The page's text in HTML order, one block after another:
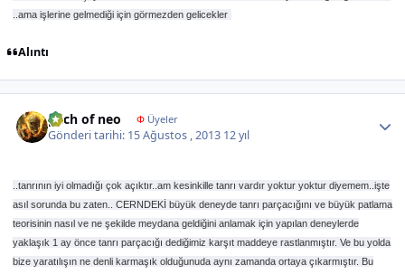
..ama işlerine gelmediği için görmezden gelicekler
Alıntı
pach of neo ΦÜyeler
Gönderi tarihi: 15 Ağustos , 2013 12 yıl
..tanrının iyi olmadığı çok açıktır..am kesinkille tanrı vardır yoktur yoktur diyemem..işte
asıl sorunda bu zaten.. CERNDEKİ büyük deneyde tanrı parçacığını ve büyük patlama
teorisinin nasıl ve ne şekilde meydana geldiğini anlamak için yapılan deneylerde
yaklaşık 1 ay önce tanrı parçacığı dediğimiz karşıt maddeye rastlanmıştır. Ve bu yolda
bize yaratılışın ne denli karmaşık olduğunuda aynı zamanda ortaya çıkarmıştır. Bu